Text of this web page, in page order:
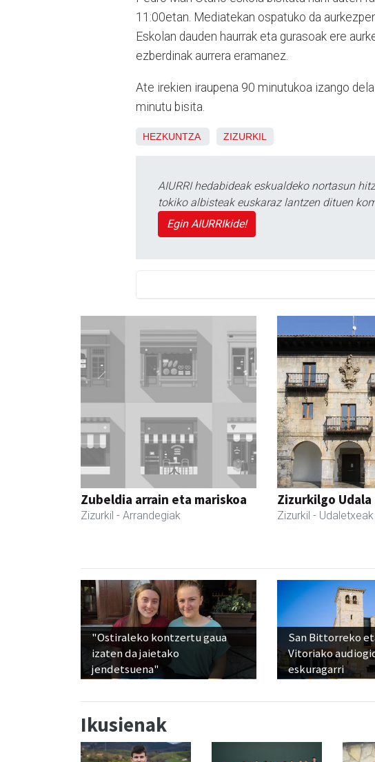
11:00etan. Mediatekan ospatuko da
Eskolan dauden haurrak eta gurasoak ere
ezberdinak aurrera eramanez.
Ate irekien iraupena 90 minutukoa izango
minutu bisita.
HEZKUNTZA ZIZURKIL
AIURRI hedabideak eskualdeko nortasun
tokiko albisteak euskaraz lantzen dituen
Egin AIURRIkide!
Zubeldia arrain eta mariskoa
Zizurkil - Arrandegiak
Zizurkilgo Udala
Zizurkil - Udaletxeak
"Ostiraleko kontzertu gaua
izaten da jaietako
jendetsuena"
San Bittorreko
Vitoriako
eskuragarri
Ikusienak